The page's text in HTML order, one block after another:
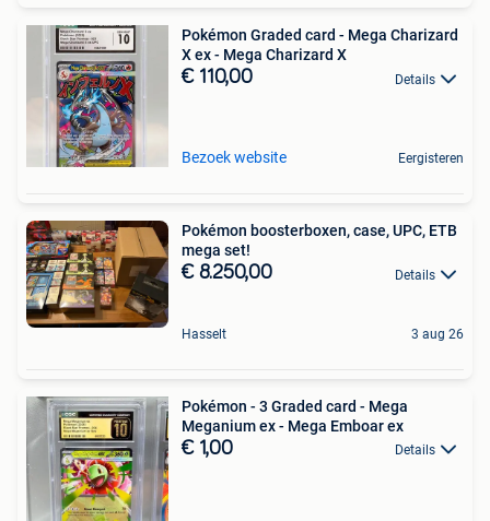
Pokémon Graded card - Mega Charizard
X ex - Mega Charizard X
€ 110,00 Details
Bezoek website Eergisteren
Pokémon boosterboxen, case, UPC, ETB
mega set!
€ 8.250,00 Details
Hasselt 3 aug 26
Pokémon - 3 Graded card - Mega
Meganium ex - Mega Emboar ex
€ 1,00 Details